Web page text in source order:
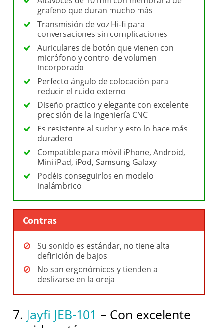
grafeno que duran mucho más
Transmisión de voz Hi-fi para
conversaciones sin complicaciones
Auriculares de botón que vienen con
micrófono y control de volumen
incorporado
Perfecto ángulo de colocación para
reducir el ruido externo
Diseño practico y elegante con excelente
precisión de la ingeniería CNC
Es resistente al sudor y esto lo hace más
duradero
Compatible para móvil iPhone, Android,
Mini iPad, iPod, Samsung Galaxy
Podéis conseguirlos en modelo
inalámbrico
Contras
Su sonido es estándar, no tiene alta
definición de bajos
No son ergonómicos y tienden a
deslizarse en la oreja
7. Jayfi JEB-101 – Con excelente